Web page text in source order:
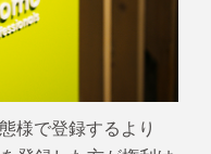
様で登録するより